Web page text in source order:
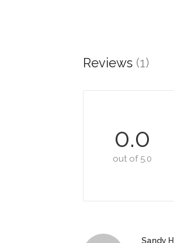
Reviews (1)
0.0
out of 5.0
Sandy